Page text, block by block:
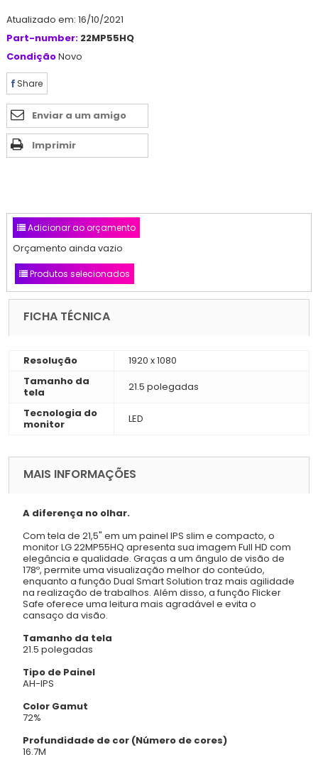
Atualizado em: 16/10/2021
Part-number: 22MP55HQ
CondiçãoNovo
Share
Enviar a um amigo
Imprimir
Adicionar ao orçamento
Orçamento ainda vazio
Produtos selecionados
FICHA TÉCNICA
Resolução
1920 x 1080
Tamanho da
tela
21.5 polegadas
Tecnologia do
monitor
LED
MAIS INFORMAÇÕES
A diferença no olhar.
Com tela de 21,5" em um painel IPS slim e compacto, o
monitor LG 22MP55HQ apresenta sua imagem Full HD com
elegância e qualidade. Graças a um ângulo de visão de
178º, permite uma visualização melhor do conteúdo,
enquanto a função Dual Smart Solution traz mais agilidade
na realização de trabalhos. Além disso, a função Flicker
Safe oferece uma leitura mais agradável e evita o
cansaço da visão.
Tamanho da tela
21.5 polegadas
Tipo de Painel
AH-IPS
Color Gamut
72%
Profundidade de cor (Número de cores)
16.7M